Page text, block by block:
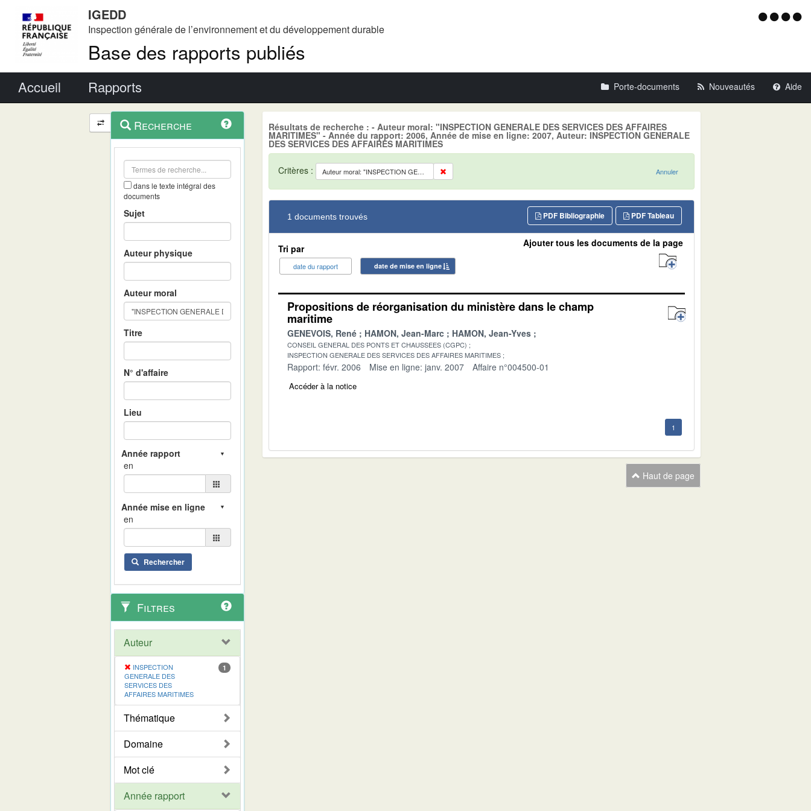
IGEDD
Inspection générale de l’environnement et du développement durable
Base des rapports publiés
Menu
Accueil Rapports Porte-documents Nouveautés Aide
Navigation
et
outils
contextuel
Recherche
dans le texte intégral des
documents
Sujet
Auteur physique
Auteur moral
Titre
N° d'affaire
Lieu
en
en
Rechercher
Filtres
Auteur
INSPECTION
GENERALE DES
SERVICES DES
AFFAIRES MARITIMES
1
Thématique
Domaine
Mot clé
Année rapport
Résultats de recherche : - Auteur moral: "INSPECTION GENERALE DES SERVICES DES AFFAIRES
MARITIMES" - Année du rapport: 2006, Année de mise en ligne: 2007, Auteur: INSPECTION GENERALE
DES SERVICES DES AFFAIRES MARITIMES
Critères : Auteur moral: "INSPECTION GENERALE DES SERVICES DES AFFAIRES MARITIMES" Annuler
1 documents trouvés PDF Tableau
PDF Bibliographie
Tri par
date du rapport date de mise en ligne
Ajouter tous les documents de la page
Propositions de réorganisation du ministère dans le champ
maritime
GENEVOIS, René HAMON, Jean-Marc HAMON, Jean-Yves
CONSEIL GENERAL DES PONTS ET CHAUSSEES (CGPC)
INSPECTION GENERALE DES SERVICES DES AFFAIRES MARITIMES
Rapport: févr. 2006 Mise en ligne: janv. 2007 Affaire n°004500-01
Accéder à la notice
1
Haut de page